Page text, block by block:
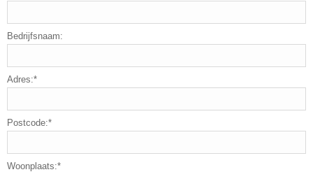
Bedrijfsnaam:
Adres:*
Postcode:*
Woonplaats:*